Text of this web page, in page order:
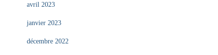
avril 2023
janvier 2023
décembre 2022